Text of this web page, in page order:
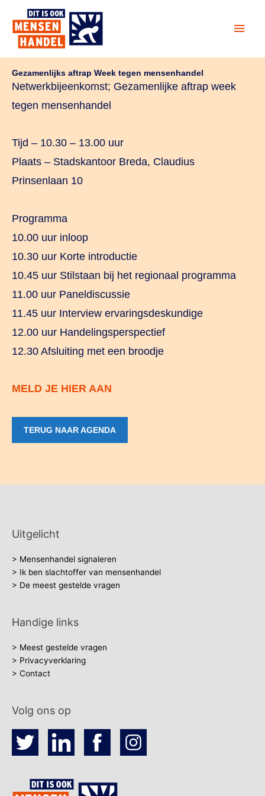
naar
inhoud
Gezamenlijks aftrap Week tegen mensenhandel
Netwerkbijeenkomst; Gezamenlijke aftrap week
tegen mensenhandel
Tijd – 10.30 – 13.00 uur
Plaats – Stadskantoor Breda, Claudius
Prinsenlaan 10
Programma
10.00 uur inloop
10.30 uur Korte introductie
10.45 uur Stilstaan bij het regionaal programma
11.00 uur Paneldiscussie
11.45 uur Interview ervaringsdeskundige
12.00 uur Handelingsperspectief
12.30 Afsluiting met een broodje
MELD JE HIER AAN
TERUG NAAR AGENDA
Uitgelicht
> Mensenhandel signaleren
> Ik ben slachtoffer van mensenhandel
> De meest gestelde vragen
Handige links
> Meest gestelde vragen
> Privacyverklaring
> Contact
Volg ons op